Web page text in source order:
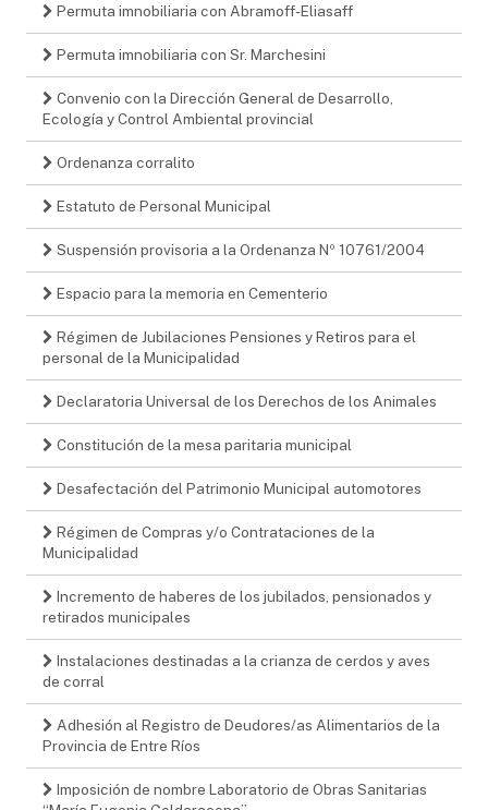
Permuta imnobiliaria con Abramoff-Eliasaff
Permuta imnobiliaria con Sr. Marchesini
Convenio con la Dirección General de Desarrollo,
Ecología y Control Ambiental provincial
Ordenanza corralito
Estatuto de Personal Municipal
Suspensión provisoria a la Ordenanza Nº 10761/2004
Espacio para la memoria en Cementerio
Régimen de Jubilaciones Pensiones y Retiros para el
personal de la Municipalidad
Declaratoria Universal de los Derechos de los Animales
Constitución de la mesa paritaria municipal
Desafectación del Patrimonio Municipal automotores
Régimen de Compras y/o Contrataciones de la
Municipalidad
Incremento de haberes de los jubilados, pensionados y
retirados municipales
Instalaciones destinadas a la crianza de cerdos y aves
de corral
Adhesión al Registro de Deudores/as Alimentarios de la
Provincia de Entre Ríos
Imposición de nombre Laboratorio de Obras Sanitarias